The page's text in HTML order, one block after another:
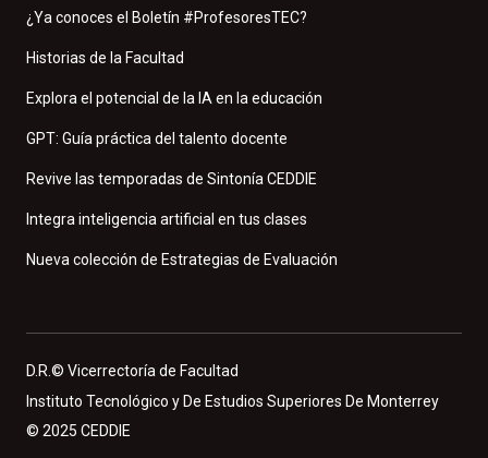
¿Ya conoces el Boletín #ProfesoresTEC?
Historias de la Facultad
Explora el potencial de la IA en la educación
GPT: Guía práctica del talento docente
Revive las temporadas de Sintonía CEDDIE
Integra inteligencia artificial en tus clases
Nueva colección de Estrategias de Evaluación
D.R.© Vicerrectoría de Facultad
Instituto Tecnológico y De Estudios Superiores De Monterrey
© 2025 CEDDIE